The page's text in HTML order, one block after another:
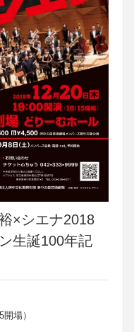
×シエナ2018
生誕100年記
場）